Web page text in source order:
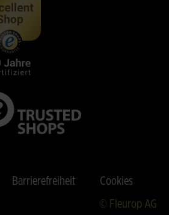
Barrierefreiheit
Cookies
© Fleurop AG